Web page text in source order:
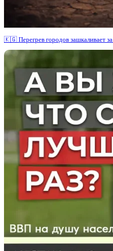
🇰🇬 Перегрев городов зашкаливает за